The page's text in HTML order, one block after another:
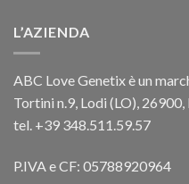
L’AZIENDA
ABC Love Genetix è un
Tortini n.9, Lodi (LO), 26900,
tel. +39 348.511.59.57
P.IVA e CF: 05788920964